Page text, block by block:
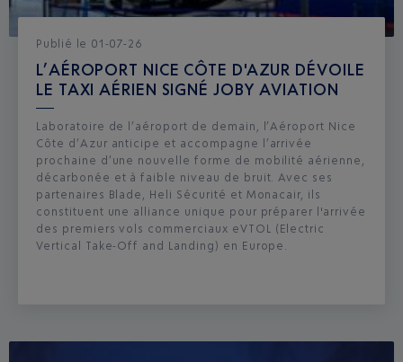
Publié le 01-07-26
L’AÉROPORT NICE CÔTE D'AZUR DÉVOILE
LE TAXI AÉRIEN SIGNÉ JOBY AVIATION
Laboratoire de l’aéroport de demain, l’Aéroport Nice
Côte d’Azur anticipe et accompagne l’arrivée
prochaine d’une nouvelle forme de mobilité aérienne,
décarbonée et à faible niveau de bruit. Avec ses
partenaires Blade, Heli Sécurité et Monacair, ils
constituent une alliance unique pour préparer l'arrivée
des premiers vols commerciaux eVTOL (Electric
Vertical Take-Off and Landing) en Europe.